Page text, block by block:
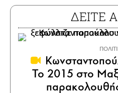
ΔΕΙΤΕ
Το 2015 στο